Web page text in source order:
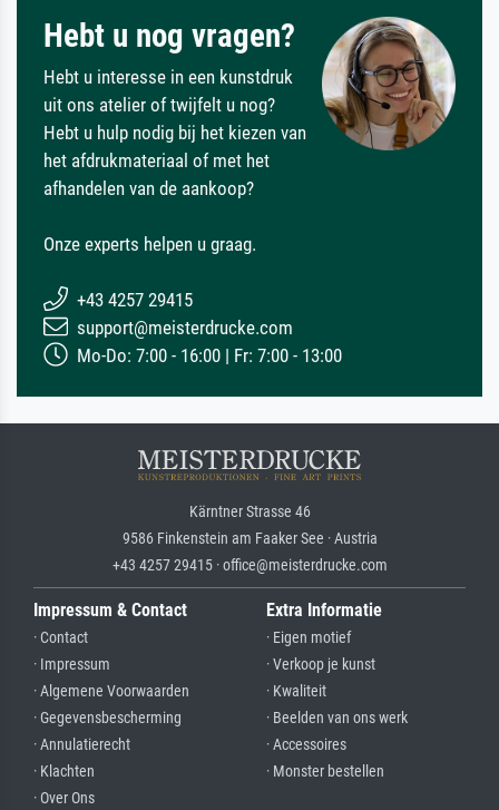
Hebt u nog vragen?
Hebt u interesse in een kunstdruk
uit ons atelier of twijfelt u nog?
Hebt u hulp nodig bij het kiezen van
het afdrukmateriaal of met het
afhandelen van de aankoop?
Onze experts helpen u graag.
+43 4257 29415
support@meisterdrucke.com
Mo-Do: 7:00 - 16:00 | Fr: 7:00 - 13:00
Kärntner Strasse 46
9586 Finkenstein am Faaker See · Austria
+43 4257 29415 · office@meisterdrucke.com
Impressum & Contact
· Contact
· Impressum
· Algemene Voorwaarden
· Gegevensbescherming
· Annulatierecht
· Klachten
· Over Ons
Extra Informatie
· Eigen motief
· Verkoop je kunst
· Kwaliteit
· Beelden van ons werk
· Accessoires
· Monster bestellen